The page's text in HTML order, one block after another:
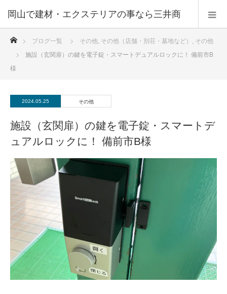
ブログ一覧 その他, その他（店舗・別荘・墓地など） , その他
施設（玄関扉）の鍵を電子錠・スマートデュアルロックに！ 備前市B
様
2024.05.25 その他
施設（玄関扉）の鍵を電子錠・スマートデ
ュアルロックに！ 備前市B様